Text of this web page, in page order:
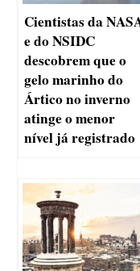
Cientistas da
e do NSIDC
descobrem que o
gelo marinho do
Ártico no inverno
atinge o menor
nível já registrado